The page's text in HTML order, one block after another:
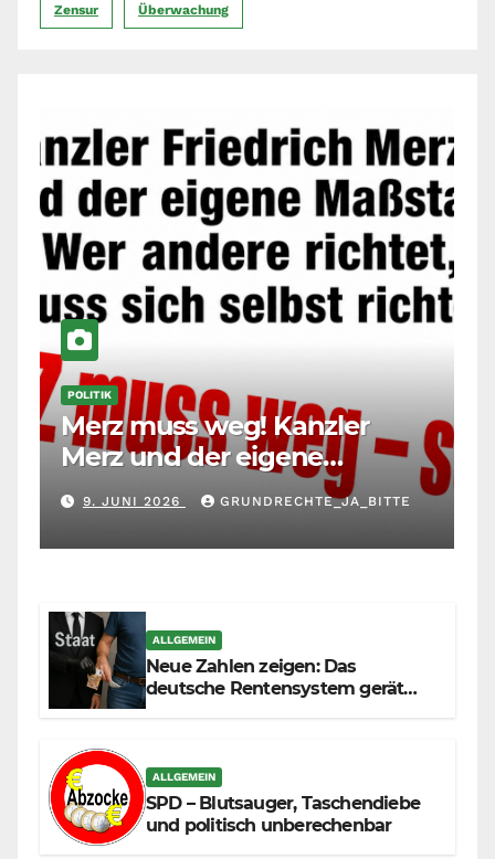
Zensur Überwachung
POLITIK
Merz muss weg! Kanzler
Merz und der eigene
Maßstab: Wer andere richtet,
muss sich selbst richten
9. JUNI 2026 GRUNDRECHTE_JA_BITTE
ALLGEMEIN
Neue Zahlen zeigen: Das
deutsche Rentensystem gerät
ALLGEMEIN
SPD – Blutsauger, Taschendiebe
und politisch unberechenbar